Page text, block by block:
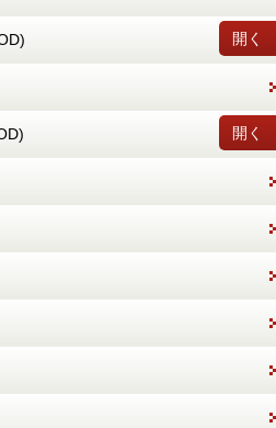
開く
開く